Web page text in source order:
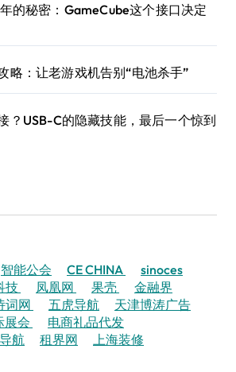
的秘密：GameCube这个接口决定
略：让老游戏机告别“电池杀手”
？USB-C的隐藏技能，最后一个惊到
智能公会 CE CHINA
sinoces
技 凤凰网 果壳
金融界
词网 五虎导航
天津博涛广告
展会
电商礼品代发
航 租界网 上海装修